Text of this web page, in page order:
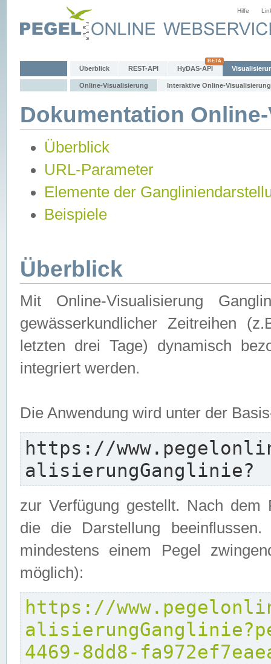
Hilfe
Überblick REST-API HyDAS-API
Online-Visualisierung Interaktive Online-Visualisierung
Dokumentation
Überblick
URL-Parameter
Elemente der
Beispiele
Überblick
Mit Online-Visualisierung
gewässerkundlicher Zeitreihen
letzten drei Tage) dynamisch
integriert werden.
Die Anwendung wird unter der
https://
alisierungGanglinie?
zur Verfügung gestellt. Nach dem
die die Darstellung
mindestens einem Pegel
möglich):
https://
4469-8dd8-